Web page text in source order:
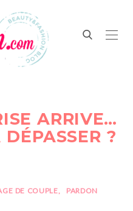
ARRIVE…
?
DE COUPLE
PARDON